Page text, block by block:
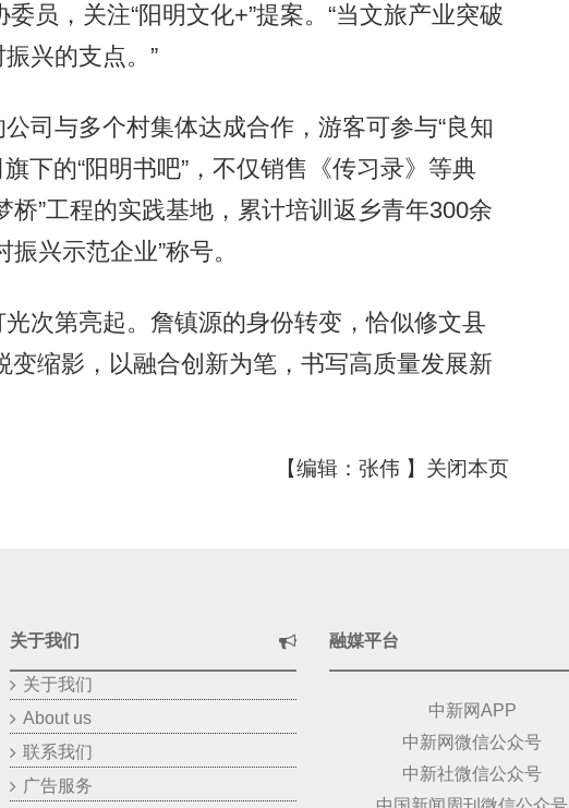
，关注“阳明文化+”提案。“当文旅产业突破
兴的支点。”
与多个村集体达成合作，游客可参与“良知
下的“阳明书吧”，不仅销售《传习录》等典
桥”工程的实践基地，累计培训返乡青年300余
兴示范企业”称号。
第亮起。詹镇源的身份转变，恰似修文县
变缩影，以融合创新为笔，书写高质量发展新
【编辑：张伟 】 关闭本页
关于我们
关于我们
About us
联系我们
广告服务
融媒平台
中新网APP
中新网微信公众号
中新社微信公众号